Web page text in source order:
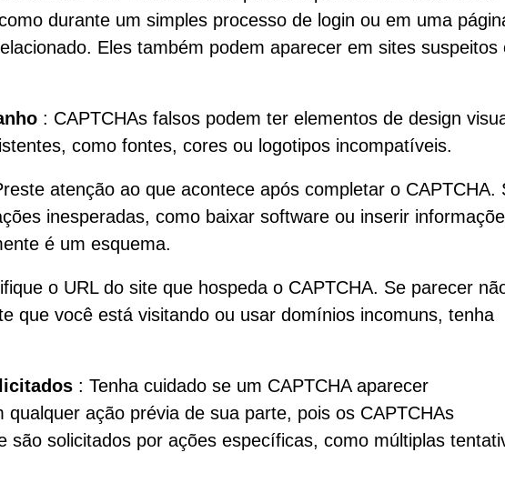
durante um simples processo de login ou em uma
Eles também podem aparecer em sites suspeitos
: CAPTCHAs falsos podem ter elementos de design
como fontes, cores ou logotipos incompatíveis.
atenção ao que acontece após completar o CAPTCHA.
inesperadas, como baixar software ou inserir
é um esquema.
o URL do site que hospeda o CAPTCHA. Se parecer
que você está visitando ou usar domínios incomuns, tenha
: Tenha cuidado se um CAPTCHA aparecer
qualquer ação prévia de sua parte, pois os CAPTCHAs
são solicitados por ações específicas, como múltiplas